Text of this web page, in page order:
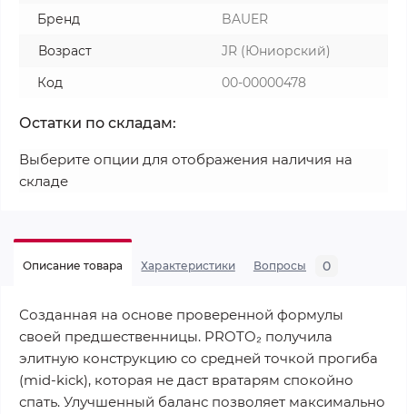
Бренд
BAUER
Возраст
JR (Юниорский)
Код
00-00000478
Остатки по складам:
Выберите опции для отображения наличия на
складе
Описание товара Характеристики Вопросы 0
Созданная на основе проверенной формулы
своей предшественницы. PROTO₂ получила
элитную конструкцию со средней точкой прогиба
(mid-kick), которая не даст вратарям спокойно
спать. Улучшенный баланс позволяет максимально